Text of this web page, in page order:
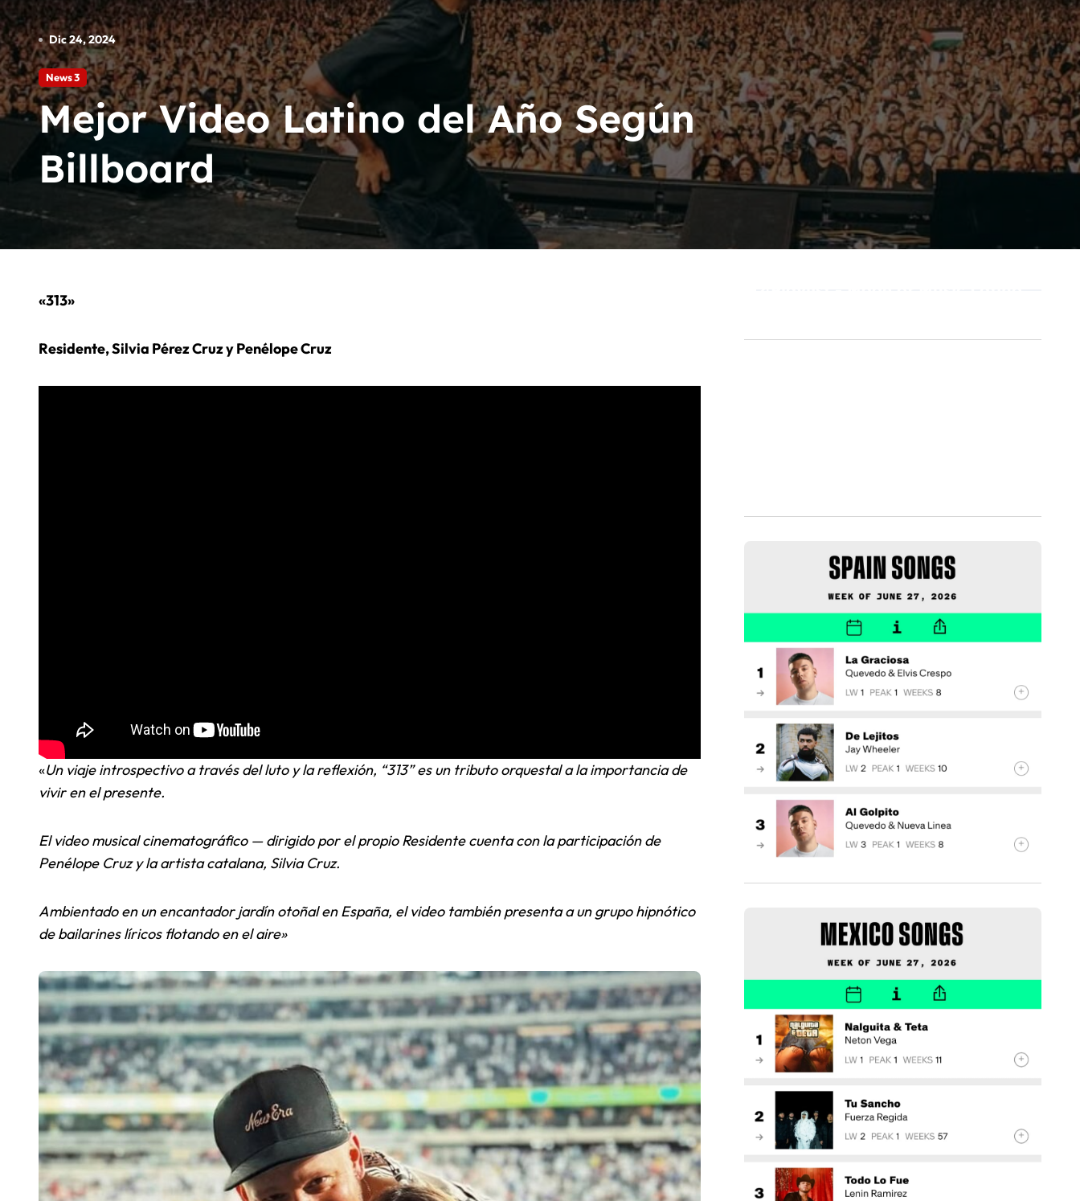
Angel Huellas: Para Su Consideracion Latín Grammy
La Etnnia: Para Su Consideracion Latín Grammy
RÜFÜS DU SOL marca record
Dic 24, 2024
News 3
Mejor Video Latino del Año Según
Billboard
«313»
Residente, Silvia Pérez Cruz y Penélope Cruz
«Un viaje introspectivo a través del luto y la reflexión, “313” es un tributo orquestal a la importancia de
vivir en el presente.
El video musical cinematográfico — dirigido por el propio Residente cuenta con la participación de
Penélope Cruz y la artista catalana, Silvia Cruz.
Ambientado en un encantador jardín otoñal en España, el video también presenta a un grupo hipnótico
de bailarines líricos flotando en el aire»